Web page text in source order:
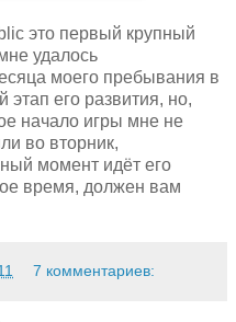
это первый крупный
удалось
моего пребывания в
его развития, но,
начало игры мне не
во вторник,
момент идёт его
время, должен вам
7 комментариев: